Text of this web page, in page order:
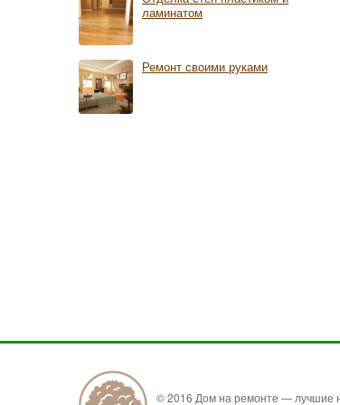
ламинатом
Ремонт своими руками
© 2016 Дом на ремонте — лучшие